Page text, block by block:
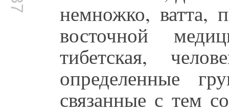
немножко, ватта,
восточной
тибетская,
определенные
связанные с тем